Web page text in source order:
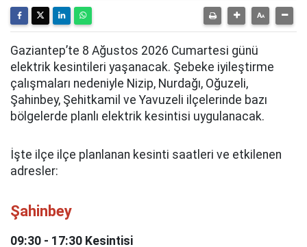
Gaziantep’te 8 Ağustos 2026 Cumartesi günü
elektrik kesintileri yaşanacak. Şebeke iyileştirme
çalışmaları nedeniyle Nizip, Nurdağı, Oğuzeli,
Şahinbey, Şehitkamil ve Yavuzeli ilçelerinde bazı
bölgelerde planlı elektrik kesintisi uygulanacak.
İşte ilçe ilçe planlanan kesinti saatleri ve etkilenen
adresler:
Şahinbey
09:30 - 17:30 Kesintisi